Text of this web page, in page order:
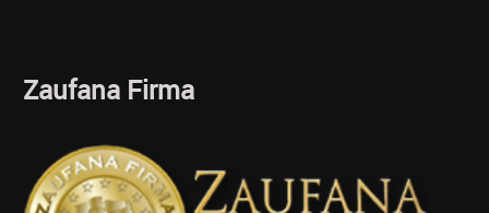
Zaufana Firma